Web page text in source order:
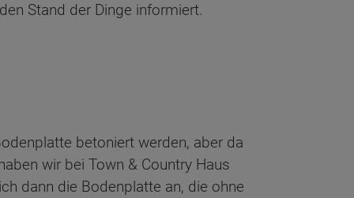
Stand der Dinge informiert.
betoniert werden, aber da
wir bei Town & Country Haus
dann die Bodenplatte an, die ohne